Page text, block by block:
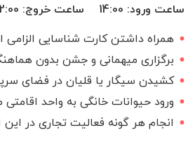
سرویس ایرانی
ساعت ورود: 14:00 ساعت خروج:
همراه داشتن کارت شناسایی
برگزاری میهمانی و جشن بدون
کشیدن سیگار یا قلیان در فضای
ورود حیوانات خانگی به واحد
انجام هر گونه فعالیت تجاری در